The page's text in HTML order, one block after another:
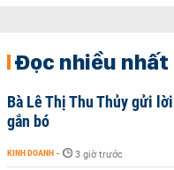
Đọc nhiều nhất
Bà Lê Thị Thu Thủy gửi
gắn bó
KINH DOANH - 3 giờ trước